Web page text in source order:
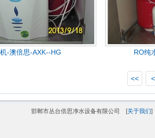
-澳倍思-AXK--HG RO纯
<< <
邯郸市丛台倍思净水设备有限公司 [关于我们]